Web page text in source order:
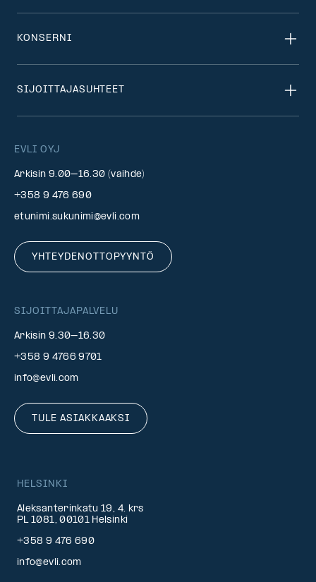
EVLI OYJ
Arkisin 9.00–16.30 (vaihde)
+358 9 476 690
etunimi.sukunimi@evli.com
YHTEYDENOTTOPYYNTÖ
SIJOITTAJAPALVELU
Arkisin 9.30–16.30
+358 9 4766 9701
info@evli.com
TULE ASIAKKAAKSI
KONSERNI
SIJOITTAJASUHTEET
HELSINKI
Aleksanterinkatu 19, 4. krs
PL 1081, 00101 Helsinki
+358 9 476 690
info@evli.com